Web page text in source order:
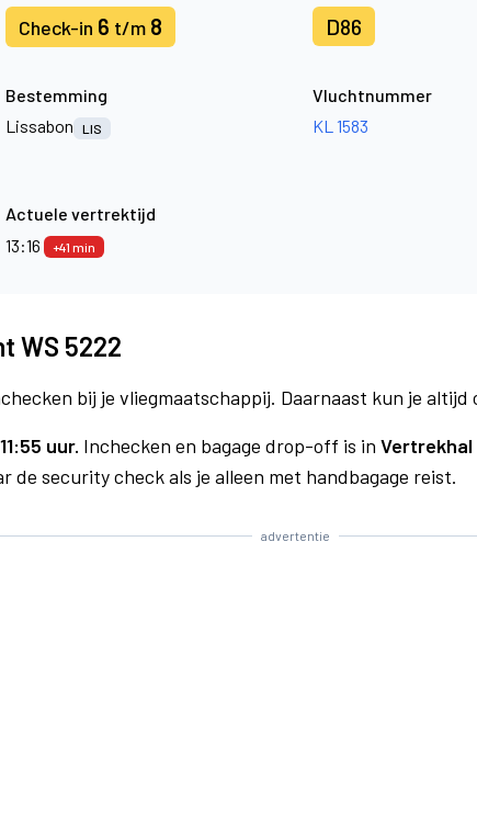
Check-in 6 t/m 8 D86
Bestemming
Lissabon
LIS
Vluchtnummer
KL 1583
Actuele vertrektijd
13:16
+41 min
WS 5222
bij je vliegmaatschappij. Daarnaast kun je
11:55 uur. Inchecken en bagage drop-off is in Vertrekhal
de security check als je alleen met handbagage reist.
advertentie